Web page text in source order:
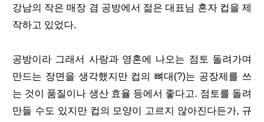
강남의 작은 매장 겸 공방에서 젊은 대표님 혼자 컵을 제
작하고 있었다.
공방이라 그래서 사랑과 영혼에 나오는 점토 돌려가며
만드는 장면을 생각했지만 컵의 뼈대(?)는 공장제를 쓰
는 것이 품질이나 생산 효율 등에서 좋다고. 점토를 돌려
만들 수도 있지만 컵의 모양이 고르지 않아진다든가, 규